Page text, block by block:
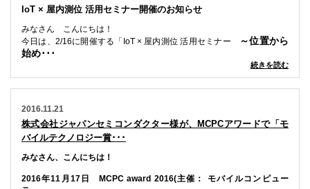
IoT × 屋内測位 活用セミナー開催のお知らせ
みなさん こんにちは！
今日は、2/16に開催する 「IoT × 屋内測位 活用セミナー
～位置から
始め･･･
続きを読む
2016.11.21
株式会社ジャパンセミコンダクター様が、MCPCアワードで「モ
バイルテクノロジー賞･･･
みなさん、こんにちは！
2016年11月17日 MCPC award 2016(主催： モバイルコンピュー